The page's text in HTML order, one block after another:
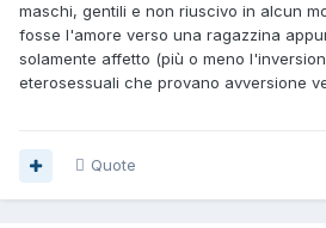
maschi, gentili e non riuscivo in alcun
fosse l'amore verso una ragazzina
solamente affetto (più o meno
eterosessuali che provano avversione
Quote